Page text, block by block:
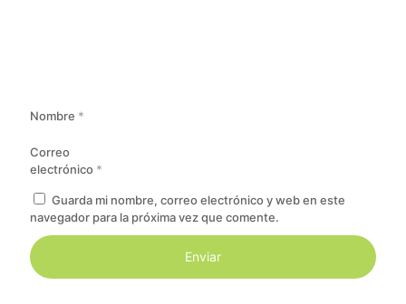
Nombre *
Correo
electrónico *
Guarda mi nombre, correo electrónico y web en este
navegador para la próxima vez que comente.